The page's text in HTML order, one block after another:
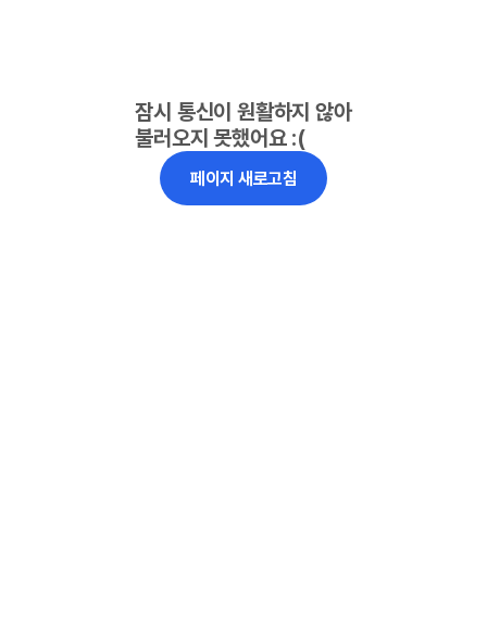
잠시 통신이 원활하지 않아
불러오지 못했어요 :(
페이지 새로고침